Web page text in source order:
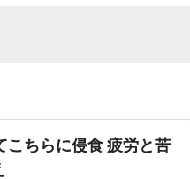
こちらに侵食 疲労と苦